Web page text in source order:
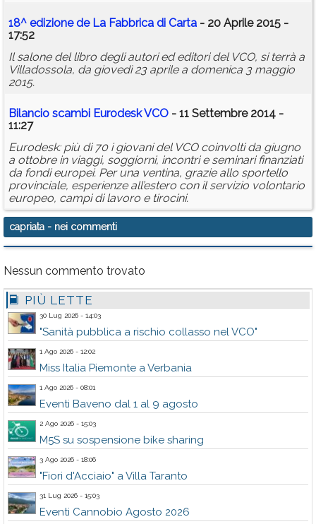
18^ edizione de La Fabbrica di Carta - 20 Aprile 2015 -
17:52
Il salone del libro degli autori ed editori del VCO, si terrà a
Villadossola, da giovedì 23 aprile a domenica 3 maggio
2015.
Bilancio scambi Eurodesk VCO - 11 Settembre 2014 -
11:27
Eurodesk: più di 70 i giovani del VCO coinvolti da giugno
a ottobre in viaggi, soggiorni, incontri e seminari finanziati
da fondi europei. Per una ventina, grazie allo sportello
provinciale, esperienze all’estero con il servizio volontario
europeo, campi di lavoro e tirocini.
capriata - nei commenti
Nessun commento trovato
PIÙ LETTE
30 Lug 2026 - 14:03
"Sanità pubblica a rischio collasso nel VCO"
1 Ago 2026 - 12:02
Miss Italia Piemonte a Verbania
1 Ago 2026 - 08:01
Eventi Baveno dal 1 al 9 agosto
2 Ago 2026 - 15:03
M5S su sospensione bike sharing
3 Ago 2026 - 18:06
"Fiori d'Acciaio" a Villa Taranto
31 Lug 2026 - 15:03
Eventi Cannobio Agosto 2026